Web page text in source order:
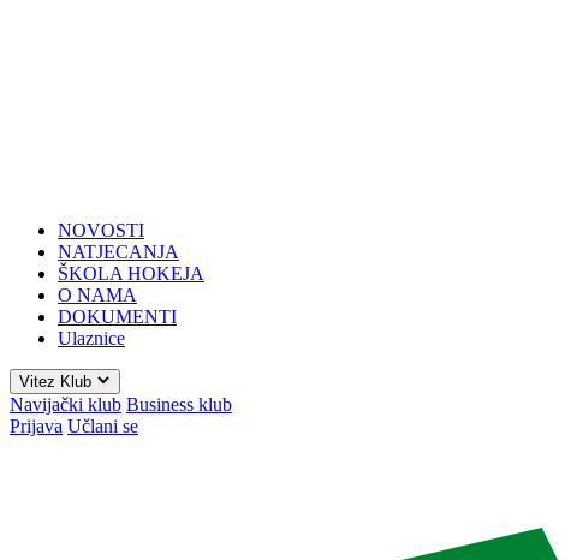
NOVOSTI
NATJECANJA
ŠKOLA HOKEJA
O NAMA
DOKUMENTI
Ulaznice
Vitez Klub
Navijački klub Business klub
Prijava Učlani se